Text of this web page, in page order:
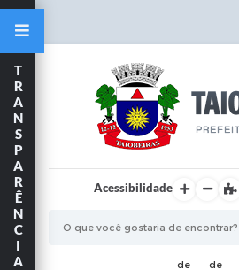
Acessibilidade
T
R
A
N
S
P
A
R
Ê
N
C
I
A